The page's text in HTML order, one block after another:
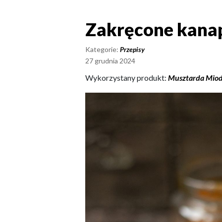
Zakręcone
Zakręcone
Kategorie: Przepisy
27 grudnia 2024
Wykorzystany produkt: Musztarda